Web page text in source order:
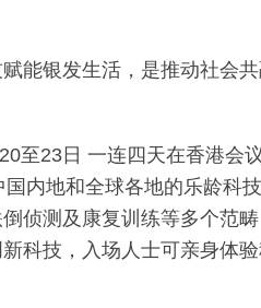
能银发生活，是推动社会
至23日 一连四天在香港会
内地和全球各地的乐龄科
侦测及康复训练等多个范
科技，入场人士可亲身体